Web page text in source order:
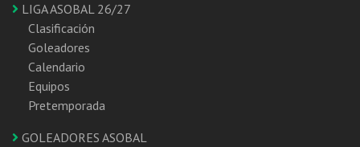
LIGA ASOBAL 26/27
Clasificación
Goleadores
Calendario
Equipos
Pretemporada
GOLEADORES ASOBAL